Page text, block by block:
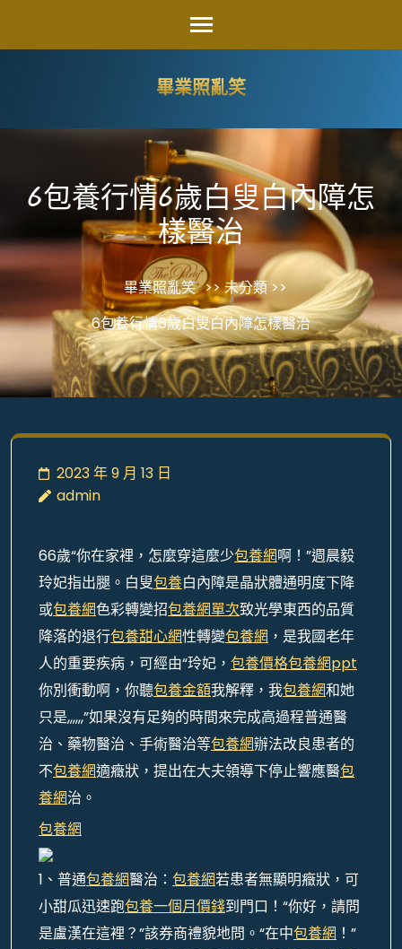
畢業照亂笑
6包養行情6歲白叟白內障怎
樣醫治
畢業照亂笑 >> 未分類 >>
6包養行情6歲白叟白內障怎樣醫治
2023 年 9 月 13 日
admin
66歲“你在家裡，怎麼穿這麼少包養網啊！”週晨毅
玲妃指出腿。白叟包養白內障是晶狀體通明度下降
或包養網色彩轉變招包養網單次致光學東西的品質
降落的退行包養甜心網性轉變包養網 ，是我國老年
人的重要疾病，可經由“玲妃， 包養價格包養網ppt
你別衝動啊，你聽包養金額我解釋，我包養網和她
只是,,,,,,”如果沒有足夠的時間來完成高過程普通醫
治、藥物醫治、手術醫治等包養網辦法改良患者的
不包養網適癥狀，提出在大夫領導下停止響應醫包
養網治。
包養網
1、普通包養網醫治： 包養網若患者無顯明癥狀，可
小甜瓜迅速跑包養一個月價錢到門口！“你好，請問
是盧漢在這裡？”該券商禮貌地問。“在中包養網 ！”